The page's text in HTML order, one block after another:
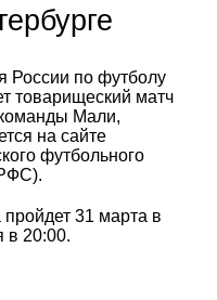
России по футболу
товарищеский матч
Мали,
на сайте
футбольного
пройдет 31 марта в
в 20:00.